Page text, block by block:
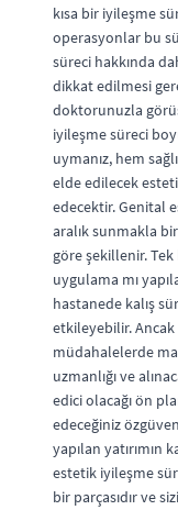
kısa bir iyileşme
operasyonlar bu
süreci hakkında
dikkat edilmesi
doktorunuzla
iyileşme süreci
uymanız, hem
elde edilecek
edecektir. Genital
aralık sunmakla
göre şekillenir.
uygulama mı
hastanede kalış
etkileyebilir.
müdahalelerde
uzmanlığı ve
edici olacağı ön
edeceğiniz
yapılan yatırımın
estetik iyileşme
bir parçasıdır ve